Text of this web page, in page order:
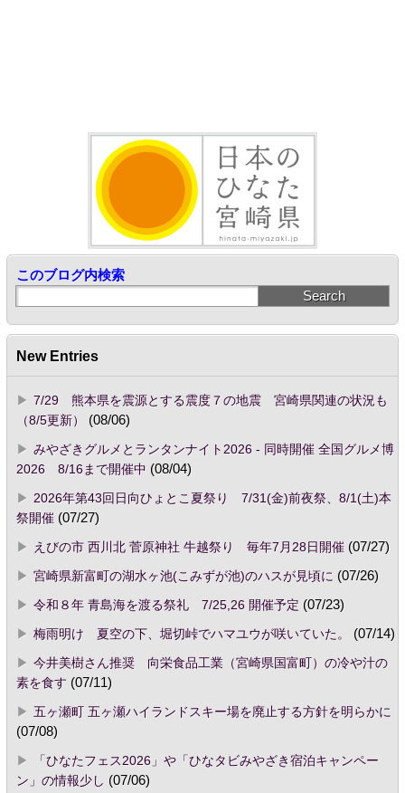
このブログ内検索
New Entries
7/29 熊本県を震源とする震度７の地震 宮崎県関連の状況も
（8/5更新）
(08/06)
みやざきグルメとランタンナイト2026 - 同時開催 全国グルメ博
2026 8/16まで開催中 (08/04)
2026年第43回日向ひょとこ夏祭り 7/31(金)前夜祭、8/1(土)本
祭開催(07/27)
えびの市 西川北 菅原神社 牛越祭り 毎年7月28日開催(07/27)
宮崎県新富町の湖水ヶ池(こみずが池)のハスが見頃に (07/26)
令和８年 青島海を渡る祭礼 7/25,26 開催予定 (07/23)
梅雨明け 夏空の下、堀切峠でハマユウが咲いていた。
(07/14)
今井美樹さん推奨 向栄食品工業（宮崎県国富町）の冷や汁の
素を食す (07/11)
五ヶ瀬町 五ヶ瀬ハイランドスキー場を廃止する方針を明らかに
(07/08)
「ひなたフェス2026」や「ひなタビみやざき宿泊キャンペー
ン」の情報少し (07/06)